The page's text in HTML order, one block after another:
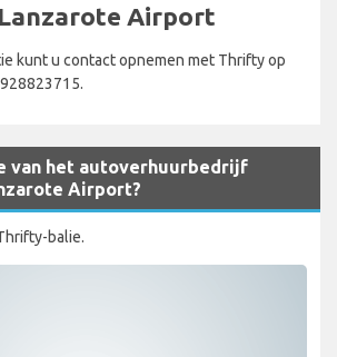
Airport
kunt u contact opnemen met Thrifty op
van het autoverhuurbedrijf
Airport?
balie.